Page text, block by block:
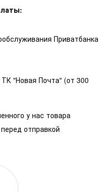
Приватбанка
"Новая Почта" (от 300
у нас товара
отправкой